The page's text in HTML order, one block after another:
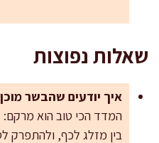
שאלות נפוצות
איך יודעים שהבשר
המדד הכי טוב הוא מרקם:
בין מזלג לכף, ולהתפרק